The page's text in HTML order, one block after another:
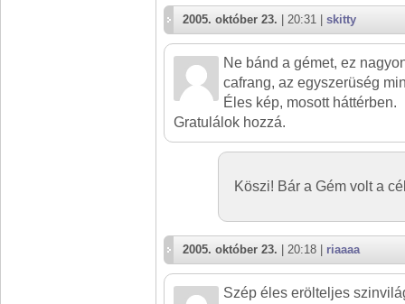
2005. október 23. | 20:31 | skitty
Ne bánd a gémet, ez
cafrang, az egyszerüség
Éles kép, mosott háttérben.
Gratulálok hozzá.
Köszi! Bár a Gém volt a
2005. október 23. | 20:18 | riaaaa
Szép éles erölteljes